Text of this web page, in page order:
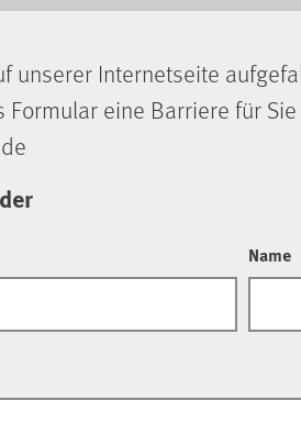
unserer Internetseite
eine Barriere für
Name